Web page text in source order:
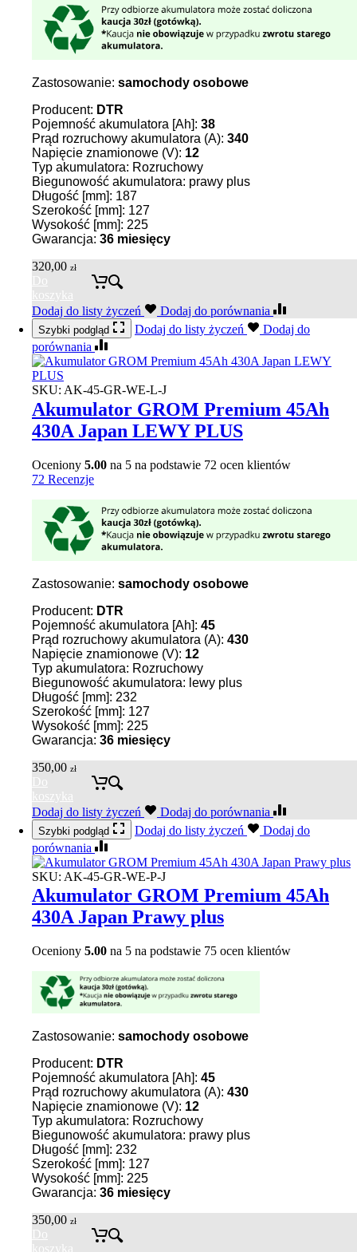
Zastosowanie: samochody osobowe
Producent: DTR
Pojemność akumulatora [Ah]: 38
Prąd rozruchowy akumulatora (A): 340
Napięcie znamionowe (V): 12
Typ akumulatora: Rozruchowy
Biegunowość akumulatora: prawy plus
Długość [mm]: 187
Szerokość [mm]: 127
Wysokość [mm]: 225
Gwarancja: 36 miesięcy
320,00 zł
Do
koszyka
Dodaj do listy życzeń
Dodaj do porównania
Szybki podgląd Dodaj do listy życzeń
Dodaj do
porównania
SKU: AK-45-GR-WE-L-J
Akumulator GROM Premium 45Ah
430A Japan LEWY PLUS
Oceniony 5.00 na 5 na podstawie 72 ocen klientów
72 Recenzje
Zastosowanie: samochody osobowe
Producent: DTR
Pojemność akumulatora [Ah]: 45
Prąd rozruchowy akumulatora (A): 430
Napięcie znamionowe (V): 12
Typ akumulatora: Rozruchowy
Biegunowość akumulatora: lewy plus
Długość [mm]: 232
Szerokość [mm]: 127
Wysokość [mm]: 225
Gwarancja: 36 miesięcy
350,00 zł
Do
koszyka
Dodaj do listy życzeń
Dodaj do porównania
Szybki podgląd Dodaj do listy życzeń
Dodaj do
porównania
SKU: AK-45-GR-WE-P-J
Akumulator GROM Premium 45Ah
430A Japan Prawy plus
Oceniony 5.00 na 5 na podstawie 75 ocen klientów
Zastosowanie: samochody osobowe
Producent: DTR
Pojemność akumulatora [Ah]: 45
Prąd rozruchowy akumulatora (A): 430
Napięcie znamionowe (V): 12
Typ akumulatora: Rozruchowy
Biegunowość akumulatora: prawy plus
Długość [mm]: 232
Szerokość [mm]: 127
Wysokość [mm]: 225
Gwarancja: 36 miesięcy
350,00 zł
Do
koszyka